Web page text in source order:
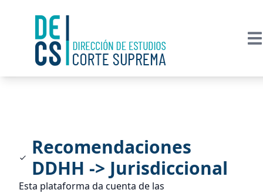
Recomendaciones
DDHH -> Jurisdiccional
Esta plataforma da cuenta de las